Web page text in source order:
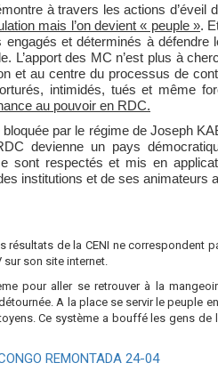
à travers les actions d’éveil
mais l’on devient « peuple ».
engagés et déterminés à
L’apport des MC n’est plus à
et au centre du processus de
intimidés, tués et même
au pouvoir en RDC.
par le régime de Joseph
devienne un pays
sont respectés et mis en
institutions et de ses animateurs
résultats de la CENI ne correspondent
sur son site internet.
pour aller se retrouver à la
A la place se servir le peuple
Ce système a bouffé les gens de
REMONTADA 24-04